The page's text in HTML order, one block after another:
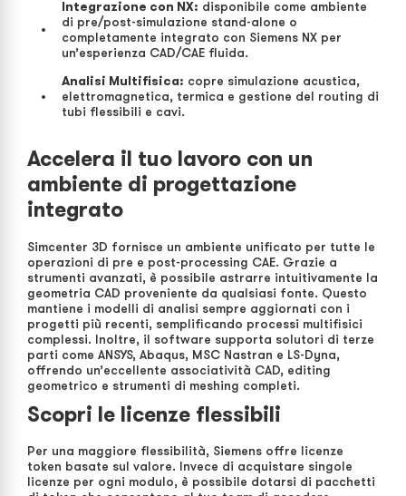
Integrazione con NX: disponibile come ambiente
di pre/post-simulazione stand-alone o
completamente integrato con Siemens NX per
un’esperienza CAD/CAE fluida.
Analisi Multifisica: copre simulazione acustica,
elettromagnetica, termica e gestione del routing di
tubi flessibili e cavi.
Accelera il tuo lavoro con un
ambiente di progettazione
integrato
Simcenter 3D fornisce un ambiente unificato per tutte le
operazioni di pre e post-processing CAE. Grazie a
strumenti avanzati, è possibile astrarre intuitivamente la
geometria CAD proveniente da qualsiasi fonte. Questo
mantiene i modelli di analisi sempre aggiornati con i
progetti più recenti, semplificando processi multifisici
complessi. Inoltre, il software supporta solutori di terze
parti come ANSYS, Abaqus, MSC Nastran e LS-Dyna,
offrendo un’eccellente associatività CAD, editing
geometrico e strumenti di meshing completi.
Scopri le licenze flessibili
Per una maggiore flessibilità, Siemens offre licenze
token basate sul valore. Invece di acquistare singole
licenze per ogni modulo, è possibile dotarsi di pacchetti